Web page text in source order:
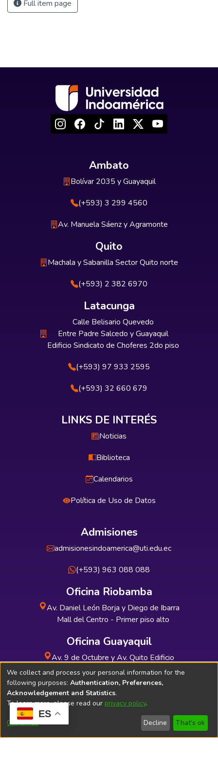
ES
Full item page
Ambato
Bolívar 2035 y Guayaquil
(+593) 3 299 4560
Av. Manuela Sáenz y Agramonte
Quito
Machala y Sabanilla Sector Quito norte
(+593) 2 382 6970
Latacunga
Calle Belisario Quevedo
Entre Padre Salcedo y Guayaquil
Edificio Sindicato de Choferes 2do piso
(+593) 97 933 2595
(+593) 32 660 679
LINKS DE INTERÉS
Noticias
Biblioteca
Calendarios
Política de Uso de Datos
Admisiones
admisionesindoamerica@uti.edu.ec
(+593) 963 088 088
Oficina Riobamba
Av. Daniel León Borja y Diego de Ibarra
Mall del Centro - Primer piso alto
Oficina Guayaquil
Av. 9 de Octubre y Av. Quito Edificio
INDUAUTO - Planta baja
Soporte Técnico Bibliolatino.com
We collect and process your personal information for the
following purposes: Authentication, Preferences,
Acknowledgement and Statistics.
To learn more, please read our privacy policy.
Customize Decline That's ok